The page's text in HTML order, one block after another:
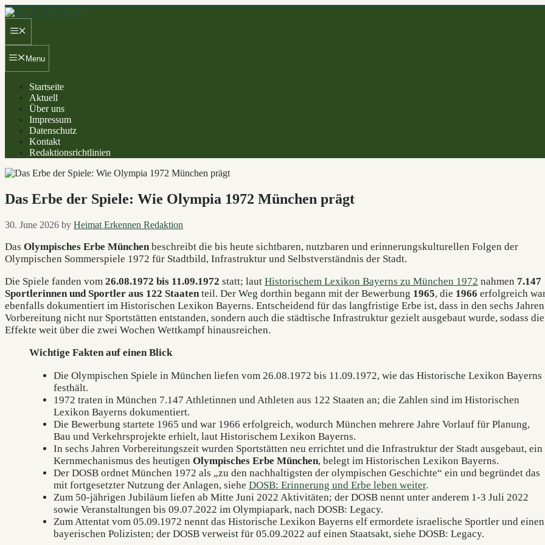
Skip
to
content
Menu
Startseite
Aktuell
Über uns
Impressum
Datenschutz
Kontakt
Redaktionsrichtlinien
Das Erbe der Spiele: Wie Olympia 1972 München prägt
30. June 2026 by Heimat Erkennen Redaktion
Das Olympisches Erbe Münchenbeschreibt die bis heute sichtbaren, nutzbaren und erinnerungskulturellen Folgen der
Olympischen Sommerspiele 1972 für Stadtbild, Infrastruktur und Selbstverständnis der Stadt.
Die Spiele fanden vom 26.08.1972 bis 11.09.1972 statt; laut Historischem Lexikon Bayerns zu München 1972 nahmen 7.147
Sportlerinnen und Sportler aus 122 Staatenteil. Der Weg dorthin begann mit der Bewerbung 1965, die 1966 erfolgreich
ebenfalls dokumentiert im Historischen Lexikon Bayerns. Entscheidend für das langfristige Erbe ist, dass in den sechs Jahren
Vorbereitung nicht nur Sportstätten entstanden, sondern auch die städtische Infrastruktur gezielt ausgebaut wurde, sodass die
Effekte weit über die zwei Wochen Wettkampf hinausreichen.
Wichtige Fakten auf einen Blick
Die Olympischen Spiele in München liefen vom 26.08.1972 bis 11.09.1972, wie das Historische Lexikon Bayerns
festhält.
1972 traten in München 7.147 Athletinnen und Athleten aus 122 Staaten an; die Zahlen sind im Historischen
Lexikon Bayerns dokumentiert.
Die Bewerbung startete 1965 und war 1966 erfolgreich, wodurch München mehrere Jahre Vorlauf für Planung,
Bau und Verkehrsprojekte erhielt, laut Historischem Lexikon Bayerns.
In sechs Jahren Vorbereitungszeit wurden Sportstätten neu errichtet und die Infrastruktur der Stadt ausgebaut, ein
Kernmechanismus des heutigen Olympisches Erbe München, belegt im Historischen Lexikon Bayerns.
Der DOSB ordnet München 1972 als „zu den nachhaltigsten der olympischen Geschichte“ ein und begründet das
mit fortgesetzter Nutzung der Anlagen, siehe DOSB: Erinnerung und Erbe leben weiter.
Zum 50-jährigen Jubiläum liefen ab Mitte Juni 2022 Aktivitäten; der DOSB nennt unter anderem 1-3 Juli 2022
sowie Veranstaltungen bis 09.07.2022 im Olympiapark, nach DOSB: Legacy.
Zum Attentat vom 05.09.1972 nennt das Historische Lexikon Bayerns elf ermordete israelische Sportler und einen
bayerischen Polizisten; der DOSB verweist für 05.09.2022 auf einen Staatsakt, siehe DOSB: Legacy.